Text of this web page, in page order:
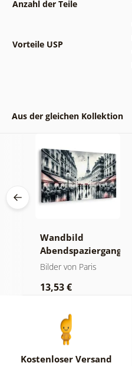
Anzahl der Teile
Vorteile USP
Aus der gleichen Kollektion
Wandbild
Abendspaziergang
durch Paris
Bilder von Paris
13,53 €
Kostenloser Versand